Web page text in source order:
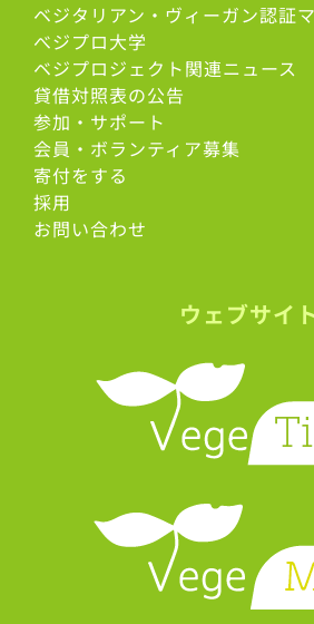
ベジタリアン・ヴィーガン認証
べジプロ大学
ベジプロジェクト関連ニュース
貸借対照表の公告
参加・サポート
会員・ボランティア募集
寄付をする
採用
お問い合わせ
ウェブサイト